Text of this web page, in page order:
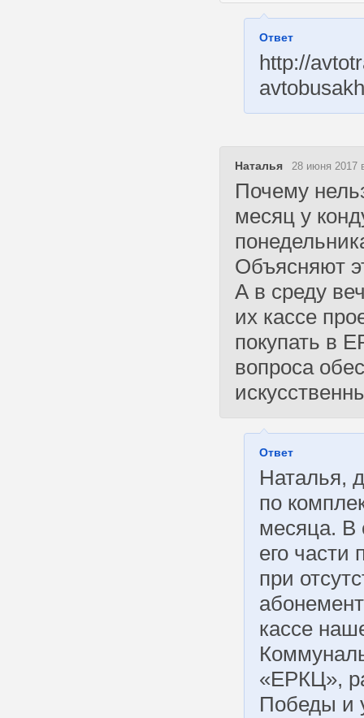
Ответ
http://
avtobusakh
Наталья 28 июня 2017
Почему
месяц у
Объясняют
А в среду
их кассе
покупать в
вопроса
Ответ
Наталья,
по
месяца. В
его части
при
кассе
«ЕРКЦ»,
Победы и